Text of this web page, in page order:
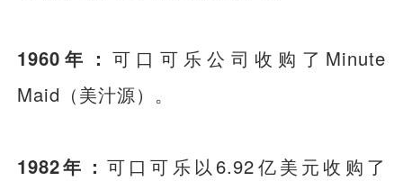
1960年：可口可乐公司收购了Minute
Maid（美汁源）。
1982年： 可口可乐以6.92亿美元收购了